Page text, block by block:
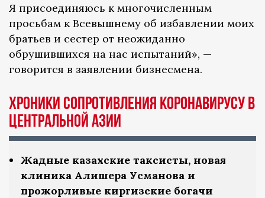
Я присоединяюсь к многочисленным
просьбам к Всевышнему об избавлении моих
братьев и сестер от неожиданно
обрушившихся на нас испытаний», —
говорится в заявлении бизнесмена.
Хроники сопротивления коронавирусу в
Центральной Азии
Жадные казахские таксисты, новая
клиника Алишера Усманова и
прожорливые киргизские богачи